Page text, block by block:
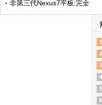
非第三代Nexus7平板:完全